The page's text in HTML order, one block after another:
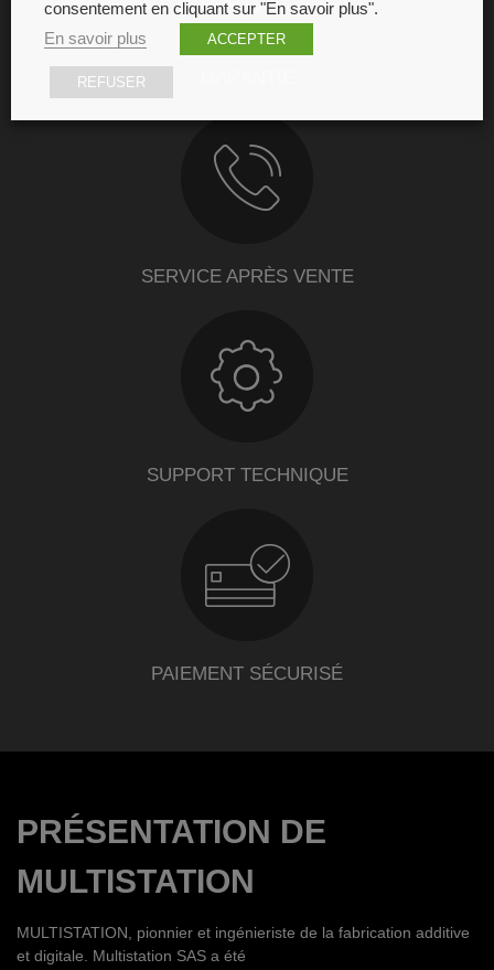
SERVICE APRÈS VENTE
SUPPORT TECHNIQUE
PAIEMENT SÉCURISÉ
PRÉSENTATION DE
MULTISTATION
MULTISTATION, pionnier et ingénieriste de la fabrication additive
et digitale. Multistation SAS a été
consentement en cliquant sur "En savoir plus".
En savoir plus
ACCEPTER
REFUSER